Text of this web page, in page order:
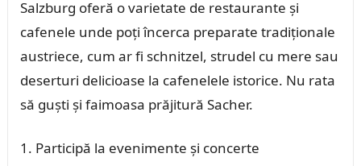
Salzburg oferă o varietate de restaurante și
cafenele unde poți încerca preparate tradiționale
austriece, cum ar fi schnitzel, strudel cu mere sau
deserturi delicioase la cafenelele istorice. Nu rata
să guști și faimoasa prăjitură Sacher.
Participă la evenimente și concerte